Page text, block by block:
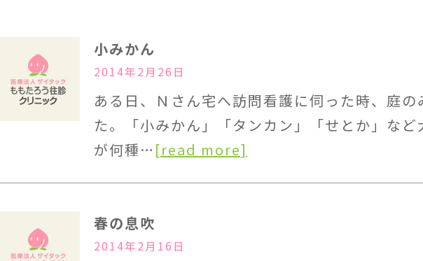
小みかん
2014年2月26日
ある日、Ｎさん宅へ訪問看護に伺った時、庭
た。「小みかん」「タンカン」「せとか」な
が何種… [read more]
春の息吹
2014年2月16日